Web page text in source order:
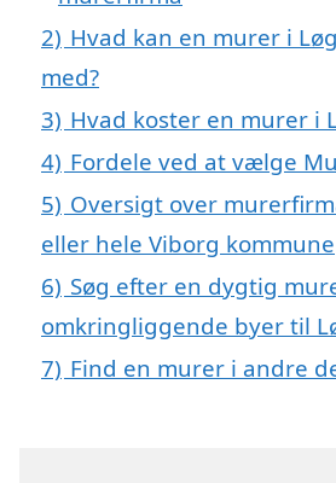
2) Hvad kan en murer i
med?
3) Hvad koster en murer i
4) Fordele ved at vælge
5) Oversigt over
eller hele Viborg kommune
6) Søg efter en dygtig
omkringliggende byer til
7) Find en murer i andre